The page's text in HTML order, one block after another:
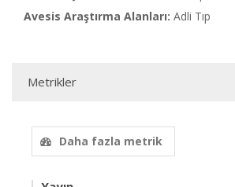
Avesis Araştırma Alanları: Adli Tıp
Metrikler
Daha fazla metrik